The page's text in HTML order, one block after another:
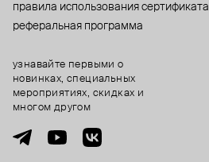
правила использования сертификата
реферальная программа
узнавайте первыми о
новинках, специальных
мероприятиях, скидках и
многом другом